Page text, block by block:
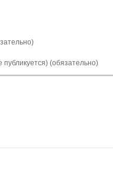
публикуется) (обязательно)